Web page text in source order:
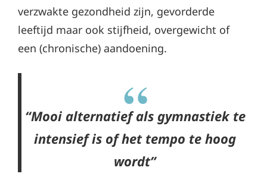
verzwakte gezondheid zijn, gevorderde
leeftijd maar ook stijfheid, overgewicht of
een (chronische) aandoening.
“Mooi alternatief als gymnastiek te
intensief is of het tempo te hoog
wordt”